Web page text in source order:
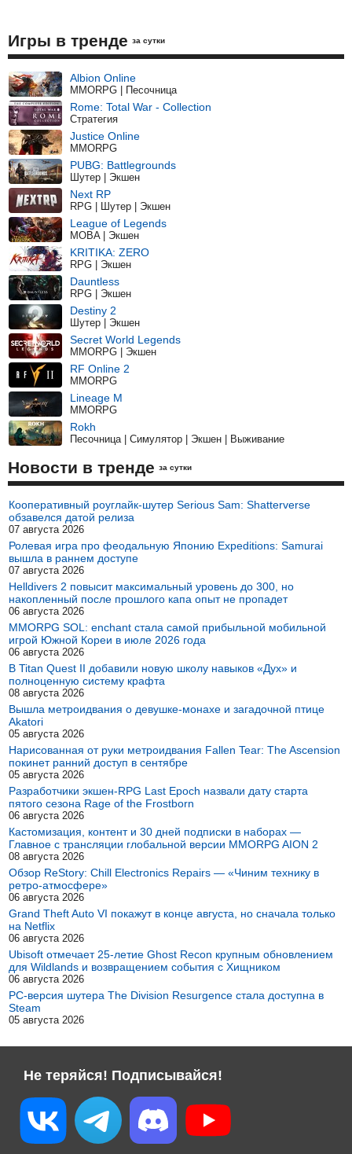
Игры в тренде за сутки
Albion Online
MMORPG | Песочница
Rome: Total War - Collection
Стратегия
Justice Online
MMORPG
PUBG: Battlegrounds
Шутер | Экшен
Next RP
RPG | Шутер | Экшен
League of Legends
MOBA | Экшен
KRITIKA: ZERO
RPG | Экшен
Dauntless
RPG | Экшен
Destiny 2
Шутер | Экшен
Secret World Legends
MMORPG | Экшен
RF Online 2
MMORPG
Lineage M
MMORPG
Rokh
Песочница | Симулятор | Экшен | Выживание
Новости в тренде за сутки
Кооперативный роуглайк-шутер Serious Sam: Shatterverse
обзавелся датой релиза
07 августа 2026
Ролевая игра про феодальную Японию Expeditions: Samurai
вышла в раннем доступе
07 августа 2026
Helldivers 2 повысит максимальный уровень до 300, но
накопленный после прошлого капа опыт не пропадет
06 августа 2026
MMORPG SOL: enchant стала самой прибыльной мобильной
игрой Южной Кореи в июле 2026 года
06 августа 2026
В Titan Quest II добавили новую школу навыков «Дух» и
полноценную систему крафта
08 августа 2026
Вышла метроидвания о девушке-монахе и загадочной птице
Akatori
05 августа 2026
Нарисованная от руки метроидвания Fallen Tear: The Ascension
покинет ранний доступ в сентябре
05 августа 2026
Разработчики экшен-RPG Last Epoch назвали дату старта
пятого сезона Rage of the Frostborn
06 августа 2026
Кастомизация, контент и 30 дней подписки в наборах —
Главное с трансляции глобальной версии MMORPG AION 2
08 августа 2026
Обзор ReStory: Chill Electronics Repairs — «Чиним технику в
ретро-атмосфере»
06 августа 2026
Grand Theft Auto VI покажут в конце августа, но сначала только
на Netflix
06 августа 2026
Ubisoft отмечает 25-летие Ghost Recon крупным обновлением
для Wildlands и возвращением события с Хищником
06 августа 2026
PC-версия шутера The Division Resurgence стала доступна в
Steam
05 августа 2026
Не теряйся! Подписывайся!